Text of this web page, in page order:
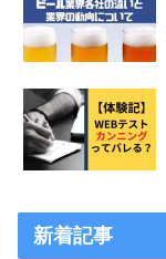
新着記事